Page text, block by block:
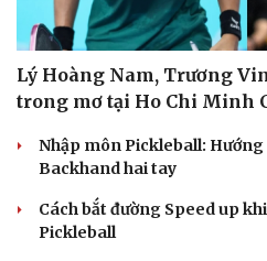
Lý Hoàng Nam, Trương
trong mơ tại Ho Chi Minh
Nhập môn Pickleball:
Backhand hai tay
Cách bắt đường Speed up
Pickleball